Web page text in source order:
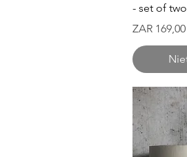
- set of two
Prijs
ZAR 169,00